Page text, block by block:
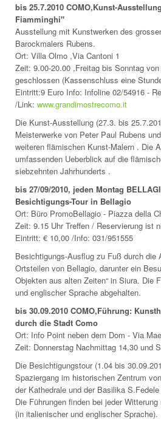
bis 25.7.2010 COMO,Kunst-
Fiamminghi"
Ausstellung mit Kunstwerken des
Barockmalers Rubens.
Ort: Villa Olmo ,Via Cantoni 1
Zeit: 9.00-20.00 ,Freitag bis Sonntag
geschlossen (Kassenschluss eine
Eintritt:9 Euro Info: Infoline 02/54916 -
/Link: www.grandimostrecomo.it
Die Kunst-Ausstellung (27.3. bis
Meisterwerke von Peter Paul Rubens
weiteren flämischen Kunst-Malern . Die
umfassenden Ueberblick auf die
siebzehnten Jahrhunderts .
bis 27/09/2010, jeden Montag
Besichtigungs-Tour in Bellagio
Ort: Büro PromoBellagio - Piazza della
Zeit: 9.15 Uhr Treffen / Reservierung ist
Eintritt: € 10,00 /Info: 031/951555
Besichtigungs-Ausflug zu Fuß durch die
Ortsteilen von Bellagio, darunter ein
Objekten aus alten Zeiten“ in Siura. Die
und englischer Sprache abgehalten.
bis 30.09.2010 COMO,Führung:
durch die Stadt Como
Ort: Info Point neben dem Dom - Via
Zeit: Donnerstag Nachmittag 14,30 und
Die Besichtigungstour (1.04 bis
Spaziergang im historischen Zentrum
der Kathedrale und der Basilika
Die Führungen finden bei jeder
(in italienischer und englischer Sprache).